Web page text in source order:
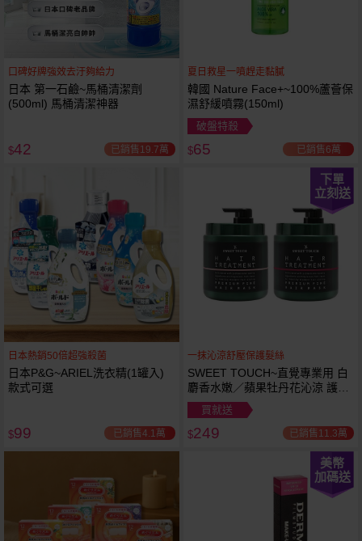
口碑好牌強效去汙夠給力
日本 第一石鹼~馬桶清潔劑
(500ml) 馬桶清潔神器
$42 已銷售19.7萬
夏日救星一噴趕走黏膩
韓國 Nature Face+~100%蘆薈保
濕舒緩噴霧(150ml)
破盤特殺
$65 已銷售6萬
日本熱銷50倍超強殺菌
日本P&G~ARIEL洗衣精(1罐入)
款式可選
$99 已銷售4.1萬
下單
立刻送
一抹沁涼舒壓保護髮絲
SWEET TOUCH~直覺專業用 白
麝香水嫩／蘋果牡丹花沁涼 護髮
膜(1000ml) 款式可選 全新包裝
買就送
$249 已銷售11.3萬
美幣
加碼送